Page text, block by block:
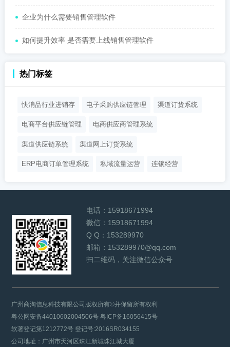
企业为什么需要销售管理软件
如何提升效率 是否需要上线销售管理软件
热门标签
快消品行业进销存 电子采购供应链管理 渠道订货系统
电商平台供应链管理 电商供应商管理系统
渠道供应链系统 渠道网上订货系统
ERP电商订单管理系统 私域流量运营 连锁经营
电话： 15918671994
微信： 15918671994
Q Q： 153289970
邮箱： 153289970@qq.com
扫二维码，关注微信公众号
广州商淘信息科技有限公司版权所有©并保留所有权利
粤公网安备44010602004506号粤ICP备16056415号
软著登记第1212772号 登记号:2016SR034155
公司地址：广州市天河区珠江新城珠江城大厦